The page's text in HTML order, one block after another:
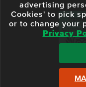
advertising
Cookies' to pick
or to change your
Privacy